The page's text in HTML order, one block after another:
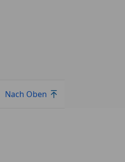
Nach Oben